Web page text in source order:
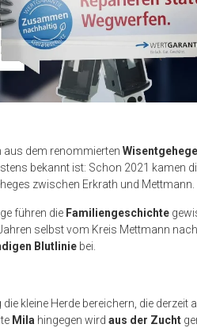
aus dem renommierten
bekannt ist: Schon 2021 kamen
zwischen Erkrath und Mettmann.
führen die Familiengeschichte
selbst vom Kreis Mettmann nach
Blutlinie bei.
kleine Herde bereichern, die derzeit
Mila hingegen wird aus der Zucht